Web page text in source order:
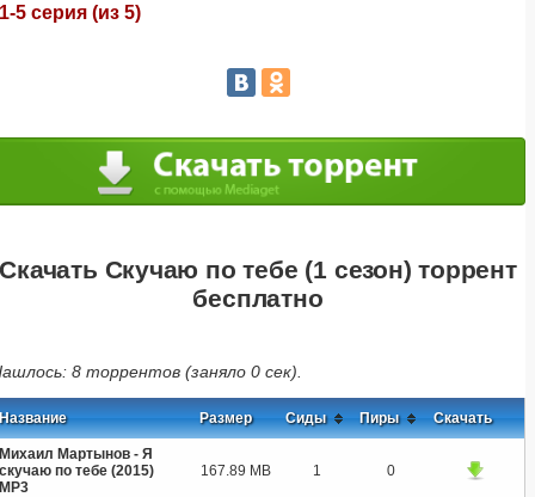
1-5 серия (из 5)
Скачать Скучаю по тебе (1 сезон) торрент
бесплатно
8 торрентов (заняло 0 сек).
Название Размер Сиды Пиры Скачать
Михаил Мартынов - Я
скучаю по тебе (2015)
MP3
167.89 MB 1 0